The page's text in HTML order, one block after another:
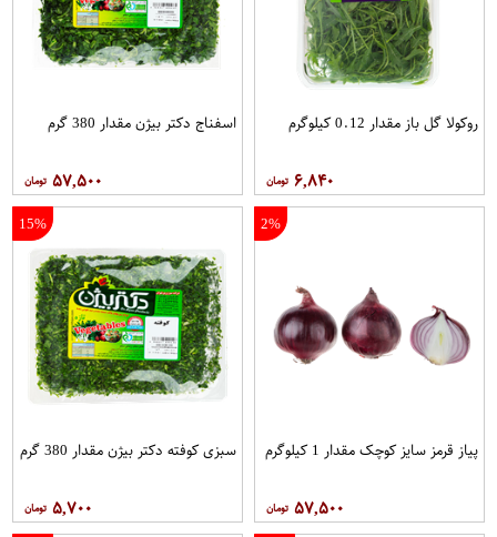
روکولا گل باز مقدار 0.12 کیلوگرم
۶,۸۴۰
اسفناج دکتر بیژن مقدار 380 گرم
۵۷,۵۰۰
2%
پیاز قرمز سایز کوچک مقدار 1 کیلوگرم
۵۷,۵۰۰
15%
سبزی کوفته دکتر بیژن مقدار 380 گرم
۵,۷۰۰